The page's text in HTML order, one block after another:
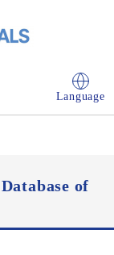
Language
Database of